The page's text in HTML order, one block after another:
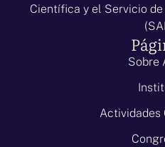
Científica y el Servicio
Sobre
Actividades